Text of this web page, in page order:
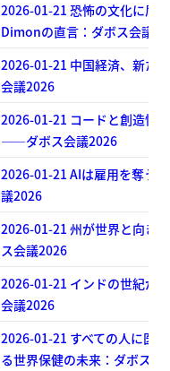
2026-01-21 恐怖の文化に
Dimonの直言：ダボス会議
2026-01-21 中国経済、新た
会議2026
2026-01-21 コードと創造性
——ダボス会議2026
2026-01-21 AIは雇用を奪う
議2026
2026-01-21 州が世界と向き
ス会議2026
2026-01-21 インドの世紀が
会議2026
2026-01-21 すべての人に医
る世界保健の未来：ダボス会